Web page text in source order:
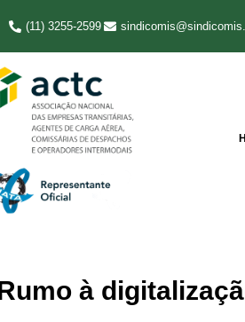
(11) 3255-2599
à